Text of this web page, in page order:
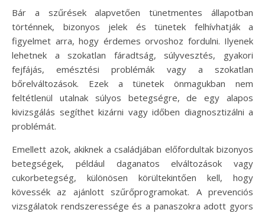
Bár a szűrések alapvetően tünetmentes állapotban
történnek, bizonyos jelek és tünetek felhívhatják a
figyelmet arra, hogy érdemes orvoshoz fordulni. Ilyenek
lehetnek a szokatlan fáradtság, súlyvesztés, gyakori
fejfájás, emésztési problémák vagy a szokatlan
bőrelváltozások. Ezek a tünetek önmagukban nem
feltétlenül utalnak súlyos betegségre, de egy alapos
kivizsgálás segíthet kizárni vagy időben diagnosztizálni a
problémát.
Emellett azok, akiknek a családjában előfordultak bizonyos
betegségek, például daganatos elváltozások vagy
cukorbetegség, különösen körültekintően kell, hogy
kövessék az ajánlott szűrőprogramokat. A prevenciós
vizsgálatok rendszeressége és a panaszokra adott gyors